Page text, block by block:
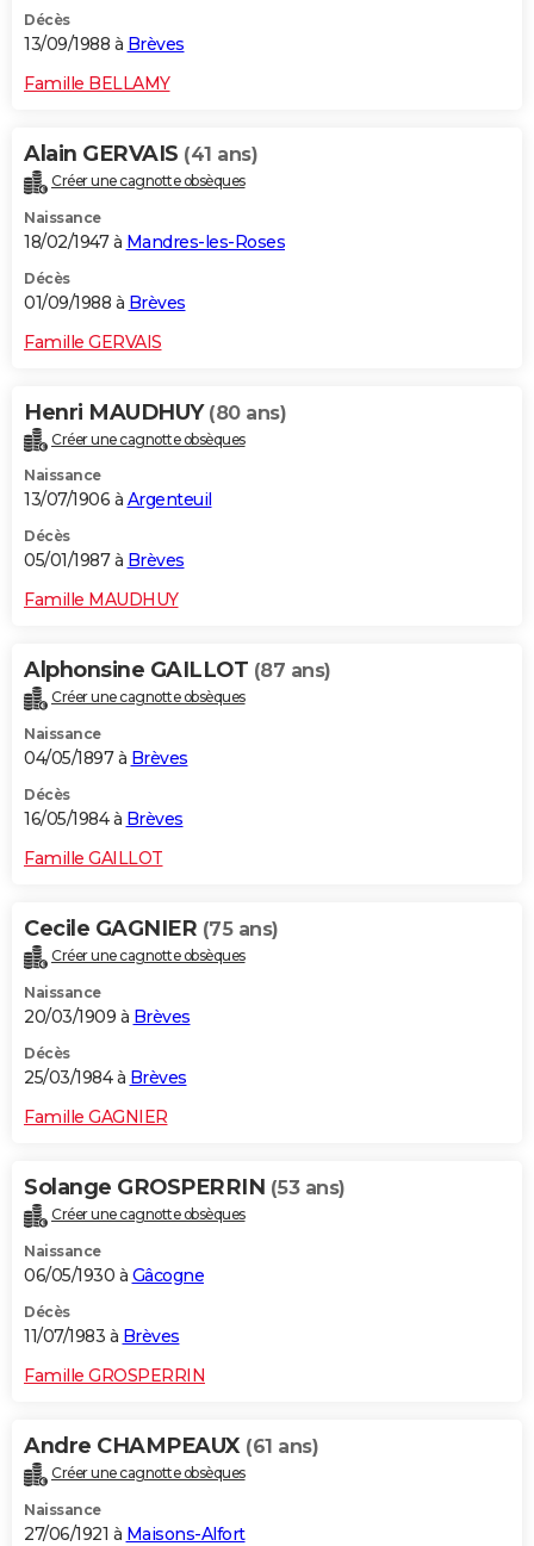
Décès
13/09/1988 à Brèves
Famille BELLAMY
Alain GERVAIS (41 ans)
Créer une cagnotte obsèques
Naissance
18/02/1947 à Mandres-les-Roses
Décès
01/09/1988 à Brèves
Famille GERVAIS
Henri MAUDHUY (80 ans)
Créer une cagnotte obsèques
Naissance
13/07/1906 à Argenteuil
Décès
05/01/1987 à Brèves
Famille MAUDHUY
Alphonsine GAILLOT (87 ans)
Créer une cagnotte obsèques
Naissance
04/05/1897 à Brèves
Décès
16/05/1984 à Brèves
Famille GAILLOT
Cecile GAGNIER (75 ans)
Créer une cagnotte obsèques
Naissance
20/03/1909 à Brèves
Décès
25/03/1984 à Brèves
Famille GAGNIER
Solange GROSPERRIN (53 ans)
Créer une cagnotte obsèques
Naissance
06/05/1930 à Gâcogne
Décès
11/07/1983 à Brèves
Famille GROSPERRIN
Andre CHAMPEAUX (61 ans)
Créer une cagnotte obsèques
Naissance
27/06/1921 à Maisons-Alfort